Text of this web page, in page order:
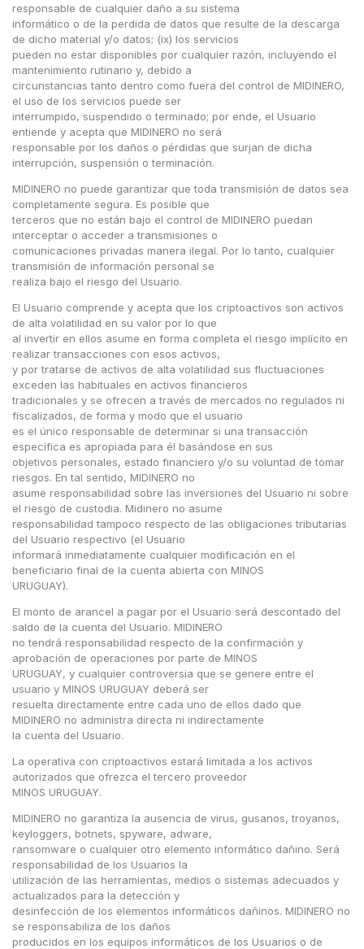
×
responsable de cualquier daño a su sistema
informático o de la perdida de datos que resulte de la descarga
de dicho material y/o datos; (ix) los servicios
pueden no estar disponibles por cualquier razón, incluyendo el
mantenimiento rutinario y, debido a
circunstancias tanto dentro como fuera del control de MIDINERO,
el uso de los servicios puede ser
interrumpido, suspendido o terminado; por ende, el Usuario
entiende y acepta que MIDINERO no será
responsable por los daños o pérdidas que surjan de dicha
interrupción, suspensión o terminación.
MIDINERO no puede garantizar que toda transmisión de datos sea
completamente segura. Es posible que
terceros que no están bajo el control de MIDINERO puedan
interceptar o acceder a transmisiones o
comunicaciones privadas manera ilegal. Por lo tanto, cualquier
transmisión de información personal se
realiza bajo el riesgo del Usuario.
El Usuario comprende y acepta que los criptoactivos son activos
de alta volatilidad en su valor por lo que
al invertir en ellos asume en forma completa el riesgo implícito en
realizar transacciones con esos activos,
y por tratarse de activos de alta volatilidad sus fluctuaciones
exceden las habituales en activos financieros
tradicionales y se ofrecen a través de mercados no regulados ni
fiscalizados, de forma y modo que el usuario
es el único responsable de determinar si una transacción
específica es apropiada para él basándose en sus
objetivos personales, estado financiero y/o su voluntad de tomar
riesgos. En tal sentido, MIDINERO no
asume responsabilidad sobre las inversiones del Usuario ni sobre
el riesgo de custodia. Midinero no asume
responsabilidad tampoco respecto de las obligaciones tributarias
del Usuario respectivo (el Usuario
informará inmediatamente cualquier modificación en el
beneficiario final de la cuenta abierta con MINOS
URUGUAY).
El monto de arancel a pagar por el Usuario será descontado del
saldo de la cuenta del Usuario. MIDINERO
no tendrá responsabilidad respecto de la confirmación y
aprobación de operaciones por parte de MINOS
URUGUAY, y cualquier controversia que se genere entre el
usuario y MINOS URUGUAY deberá ser
resuelta directamente entre cada uno de ellos dado que
MIDINERO no administra directa ni indirectamente
la cuenta del Usuario.
La operativa con criptoactivos estará limitada a los activos
autorizados que ofrezca el tercero proveedor
MINOS URUGUAY.
MIDINERO no garantiza la ausencia de virus, gusanos, troyanos,
keyloggers, botnets, spyware, adware,
ransomware o cualquier otro elemento informático dañino. Será
responsabilidad de los Usuarios la
utilización de las herramientas, medios o sistemas adecuados y
actualizados para la detección y
desinfección de los elementos informáticos dañinos. MIDINERO no
se responsabiliza de los daños
producidos en los equipos informáticos de los Usuarios o de